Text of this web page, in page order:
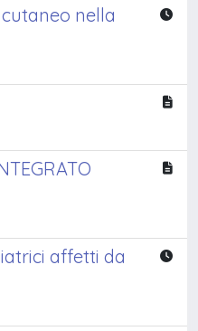
nella
affetti da